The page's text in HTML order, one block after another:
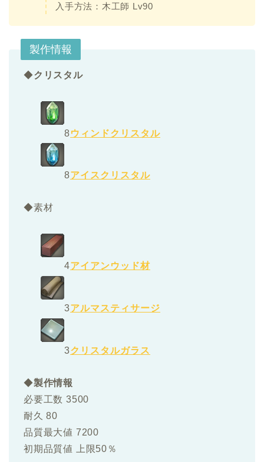
入手方法：木工師 Lv90
製作情報
◆クリスタル
8ウィンドクリスタル
8アイスクリスタル
◆素材
4アイアンウッド材
3アルマスティサージ
3クリスタルガラス
◆製作情報
必要工数 3500
耐久 80
品質最大値 7200
初期品質値 上限50％